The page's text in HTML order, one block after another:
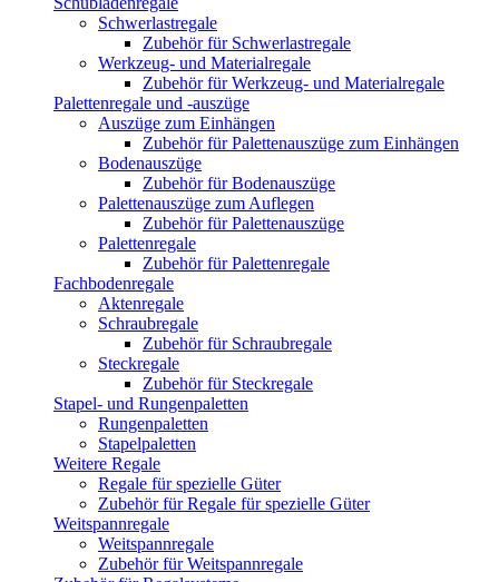
Schwerlastregale
Zubehör für Schwerlastregale
Werkzeug- und Materialregale
Zubehör für Werkzeug- und Materialregale
Palettenregale und -auszüge
Auszüge zum Einhängen
Zubehör für Palettenauszüge zum Einhängen
Bodenauszüge
Zubehör für Bodenauszüge
Palettenauszüge zum Auflegen
Zubehör für Palettenauszüge
Palettenregale
Zubehör für Palettenregale
Fachbodenregale
Aktenregale
Schraubregale
Zubehör für Schraubregale
Steckregale
Zubehör für Steckregale
Stapel- und Rungenpaletten
Rungenpaletten
Stapelpaletten
Weitere Regale
Regale für spezielle Güter
Zubehör für Regale für spezielle Güter
Weitspannregale
Weitspannregale
Zubehör für Weitspannregale